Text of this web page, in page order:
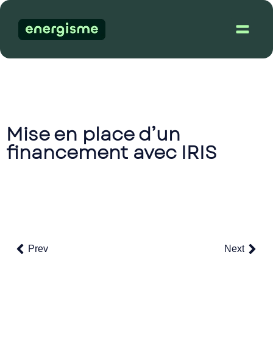
Mise en place d’un
financement avec IRIS
Prev Next